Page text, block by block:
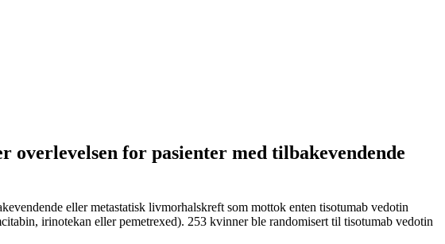
for pasienter med tilbakevendende
eller metastatisk livmorhalskreft som mottok enten tisotumab vedotin
irinotekan eller pemetrexed). 253 kvinner ble randomisert til tisotumab vedotin